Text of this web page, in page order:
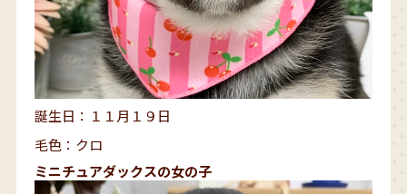
誕生日：１１月１９日
毛色：クロ
ミニチュアダックスの女の子